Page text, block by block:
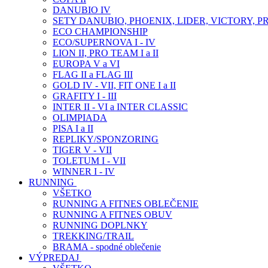
DANUBIO IV
SETY DANUBIO, PHOENIX, LIDER, VICTORY,
ECO CHAMPIONSHIP
ECO/SUPERNOVA I - IV
LION II, PRO TEAM I a II
EUROPA V a VI
FLAG II a FLAG III
GOLD IV - VII, FIT ONE I a II
GRAFITY I - III
INTER II - VI a INTER CLASSIC
OLIMPIADA
PISA I a II
REPLIKY/SPONZORING
TIGER V - VII
TOLETUM I - VII
WINNER I - IV
RUNNING
VŠETKO
RUNNING A FITNES OBLEČENIE
RUNNING A FITNES OBUV
RUNNING DOPLNKY
TREKKING/TRAIL
BRAMA - spodné oblečenie
VÝPREDAJ